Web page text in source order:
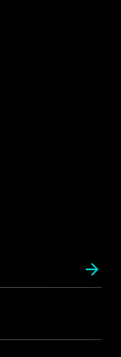
arrow_forward